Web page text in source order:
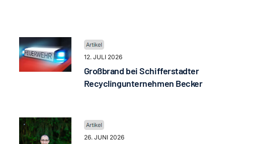
12. JULI 2026
Großbrand bei Schifferstadter
Recyclingunternehmen Becker
26. JUNI 2026